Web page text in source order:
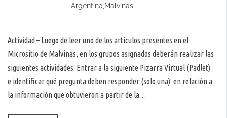
Argentina,Malvinas
Actividad – Luego de leer uno de los artículos presentes en el
Micrositio de Malvinas, en los grupos asignados deberán realizar las
siguientes actividades: Entrar a la siguiente Pizarra Virtual (Padlet)
e identificar qué pregunta deben responder (solo una) en relación a
la información que obtuvieron a partir de la…